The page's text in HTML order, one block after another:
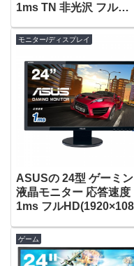
1ms TN 非光沢 フル
VX248H がタイムセール
モニター/ディスプレイ
ASUSの 24型 ゲーミ
液晶モニター 応答速度
1ms フル
ムセールで14,381円！
ゲーム